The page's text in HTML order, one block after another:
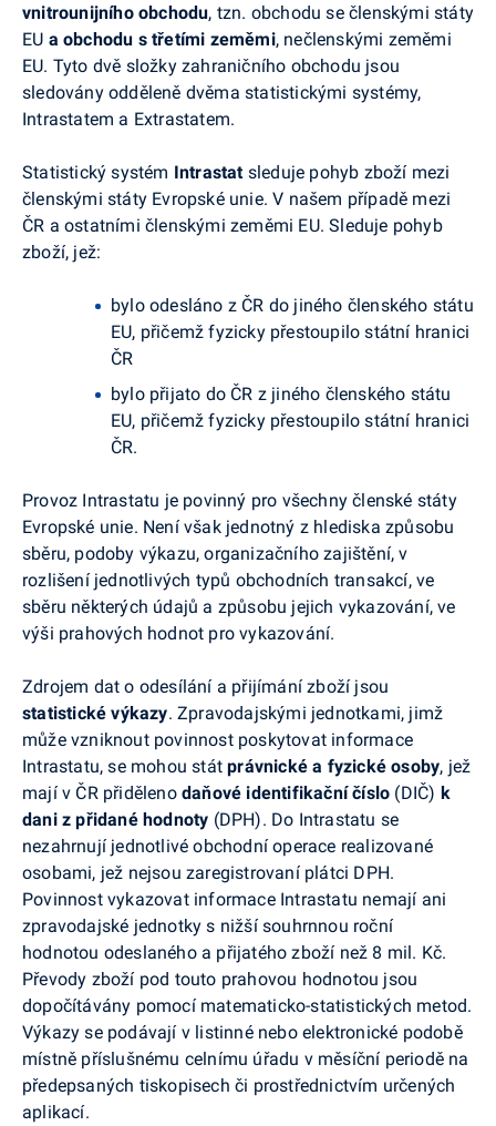
vnitrounijního obchodu, tzn. obchodu se členskými státy
EU a obchodu s třetími zeměmi, nečlenskými zeměmi
EU. Tyto dvě složky zahraničního obchodu jsou
sledovány odděleně dvěma statistickými systémy,
Intrastatem a Extrastatem.
Statistický systém Intrastat sleduje pohyb zboží mezi
členskými státy Evropské unie. V našem případě mezi
ČR a ostatními členskými zeměmi EU. Sleduje pohyb
zboží, jež:
bylo odesláno z ČR do jiného členského státu
EU, přičemž fyzicky přestoupilo státní hranici
ČR
bylo přijato do ČR z jiného členského státu
EU, přičemž fyzicky přestoupilo státní hranici
ČR.
Provoz Intrastatu je povinný pro všechny členské státy
Evropské unie. Není však jednotný z hlediska způsobu
sběru, podoby výkazu, organizačního zajištění, v
rozlišení jednotlivých typů obchodních transakcí, ve
sběru některých údajů a způsobu jejich vykazování, ve
výši prahových hodnot pro vykazování.
Zdrojem dat o odesílání a přijímání zboží jsou
statistické výkazy. Zpravodajskými jednotkami, jimž
může vzniknout povinnost poskytovat informace
Intrastatu, se mohou státprávnické a fyzické osoby, jež
mají v ČR přiděleno daňové identifikační číslo (DIČ) k
dani z přidané hodnoty (DPH). Do Intrastatu se
nezahrnují jednotlivé obchodní operace realizované
osobami, jež nejsou zaregistrovaní plátci DPH.
Povinnost vykazovat informace Intrastatu nemají ani
zpravodajské jednotky s nižší souhrnnou roční
hodnotou odeslaného a přijatého zboží než 8 mil. Kč.
Převody zboží pod touto prahovou hodnotou jsou
dopočítávány pomocí matematicko-statistických metod.
Výkazy se podávají v listinné nebo elektronické podobě
místně příslušnému celnímu úřadu v měsíční periodě na
předepsaných tiskopisech či prostřednictvím určených
aplikací.